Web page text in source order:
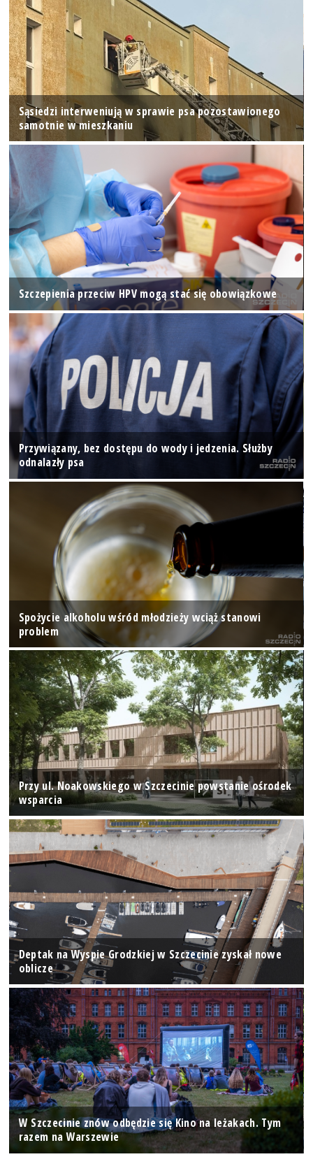
Sąsiedzi interweniują w sprawie psa pozostawionego
samotnie w mieszkaniu
Szczepienia przeciw HPV mogą stać się obowiązkowe
Przywiązany, bez dostępu do wody i jedzenia. Służby
odnalazły psa
Spożycie alkoholu wśród młodzieży wciąż stanowi
problem
Przy ul. Noakowskiego w Szczecinie powstanie ośrodek
wsparcia
Deptak na Wyspie Grodzkiej w Szczecinie zyskał nowe
oblicze
W Szczecinie znów odbędzie się Kino na leżakach. Tym
razem na Warszewie